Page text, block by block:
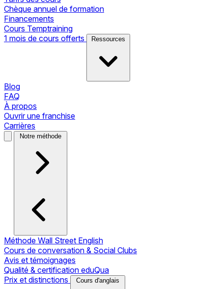
Chèque annuel de formation
Financements
Cours Temptraining
1 mois de cours offerts
Ressources
Blog
FAQ
À propos
Ouvrir une franchise
Carrières
Notre méthode
Méthode Wall Street English
Cours de conversation & Social Clubs
Avis et témoignages
Qualité & certification eduQua
Prix et distinctions
Cours d'anglais